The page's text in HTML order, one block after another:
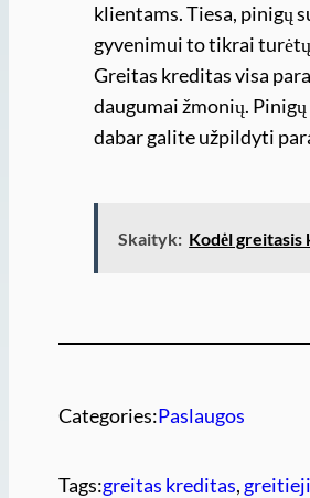
klientams. Tiesa, pinigų
gyvenimui to tikrai
Greitas kreditas visa
daugumai žmonių.
dabar galite užpildyti
Skaityk: Kodėl
Categories:Paslaugos
Tags:greitas kreditas,